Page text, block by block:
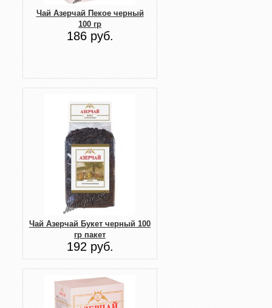
Чай Азерчай Пекое черный
100 гр
186 руб.
Чай Азерчай Букет черный 100
гр пакет
192 руб.